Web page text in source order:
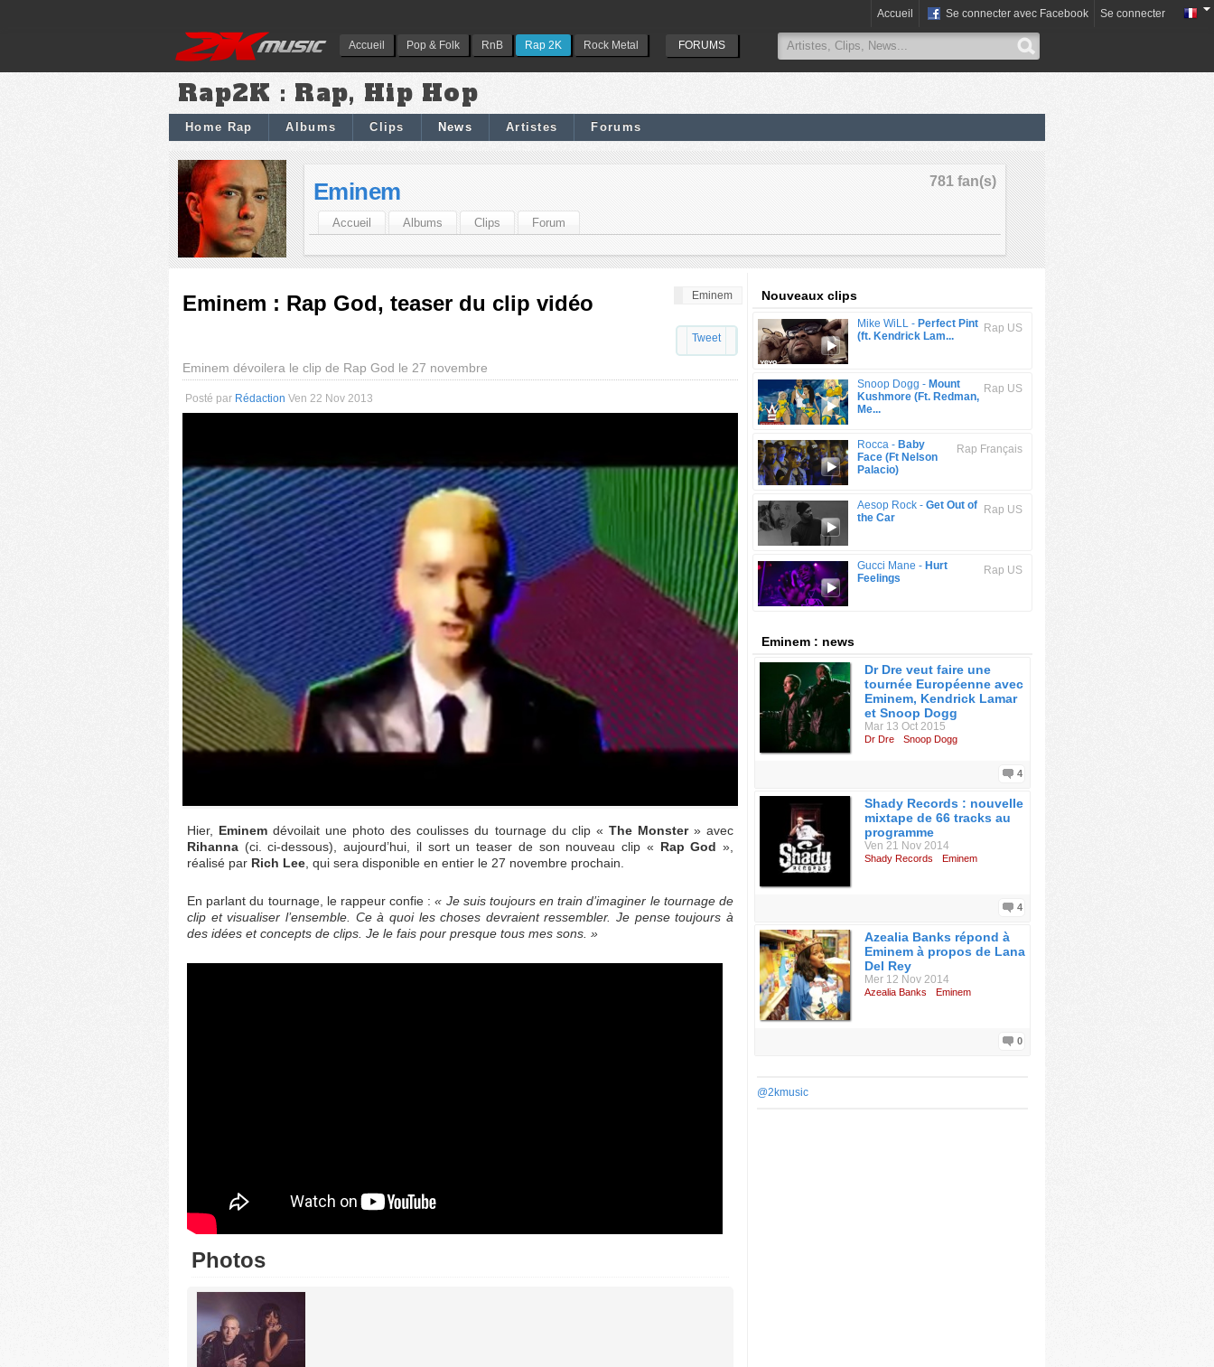
Accueil Pop & Folk RnB Rap 2K Rock Metal FORUMS
Accueil Se connecter avec Facebook Se connecter
Rap2K : Rap, Hip Hop
Home Rap Albums Clips News Artistes Forums
781 fan(s)
Eminem
Accueil Albums Clips Forum
Eminem
Eminem : Rap God, teaser du clip vidéo
Tweet
Eminem dévoilera le clip de Rap God le 27 novembre
Posté par Rédaction Ven 22 Nov 2013
Hier, Eminem dévoilait une photo des coulisses du tournage du clip « The Monster » avec
Rihanna (ci. ci-dessous), aujourd’hui, il sort un teaser de son nouveau clip « Rap God»,
réalisé par Rich Lee , qui sera disponible en entier le 27 novembre prochain.
En parlant du tournage, le rappeur confie :« Je suis toujours en train d’imaginer le tournage de
clip et visualiser l’ensemble. Ce à quoi les choses devraient ressembler. Je pense toujours à
des idées et concepts de clips. Je le fais pour presque tous mes sons. »
Photos
Nouveaux clips
Rap US
Mike WiLL - Perfect Pint
(ft. Kendrick Lam...
Rap US
Snoop Dogg - Mount
Kushmore (Ft. Redman,
Me...
Rap Français
Rocca - Baby
Face (Ft Nelson
Palacio)
Rap US
Aesop Rock - Get Out of
the Car
Rap US
Gucci Mane - Hurt
Feelings
Eminem : news
Dr Dre veut faire une
tournée Européenne avec
Eminem, Kendrick Lamar
et Snoop Dogg
Mar 13 Oct 2015
Dr Dre Snoop Dogg
4
Shady Records : nouvelle
mixtape de 66 tracks au
programme
Ven 21 Nov 2014
Shady Records Eminem
4
Azealia Banks répond à
Eminem à propos de Lana
Del Rey
Mer 12 Nov 2014
Azealia Banks Eminem
0
@2kmusic